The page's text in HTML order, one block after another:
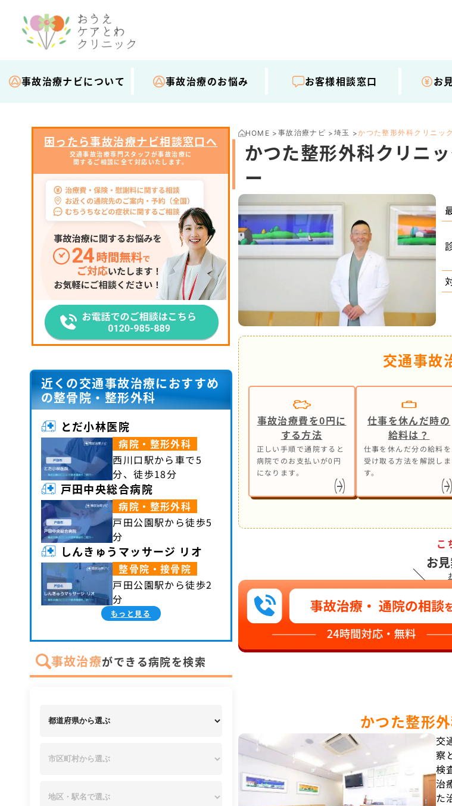
事故治療ナビについて 事故治療のお悩み お客様相談窓口 お
HOME > 事故治療ナビ > 埼玉 >かつた整形外科クリニッ
かつた整形外科クリニ
ー
交通事故
事故治療費を0円に
する方法
正しい手順で通院すると
病院でのお支払いが0円
になります。
仕事を休んだ時の
給料は？
仕事を休んだ分の給料を
受け取る方法を解説しま
す。
＼
こ
お
かつた整形
交
察
検
治
た
困ったら事故治療ナビ相談窓口へ
交通事故治療専門スタッフが事故治療に
関するご相談に全て対応いたします。
近くの交通事故治療におすすめ
の整骨院・整形外科
とだ小林医院
病院・整形外科
西川口駅から車で5
分、徒歩18分
戸田中央総合病院
病院・整形外科
戸田公園駅から徒歩5
分
しんきゅうマッサージ リオ
整骨院・接骨院
戸田公園駅から徒歩2
分
もっと見る
事故治療ができる病院を検索